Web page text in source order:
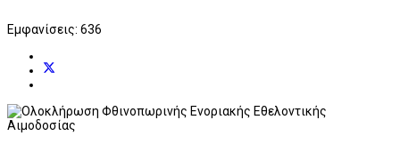
Εμφανίσεις: 636